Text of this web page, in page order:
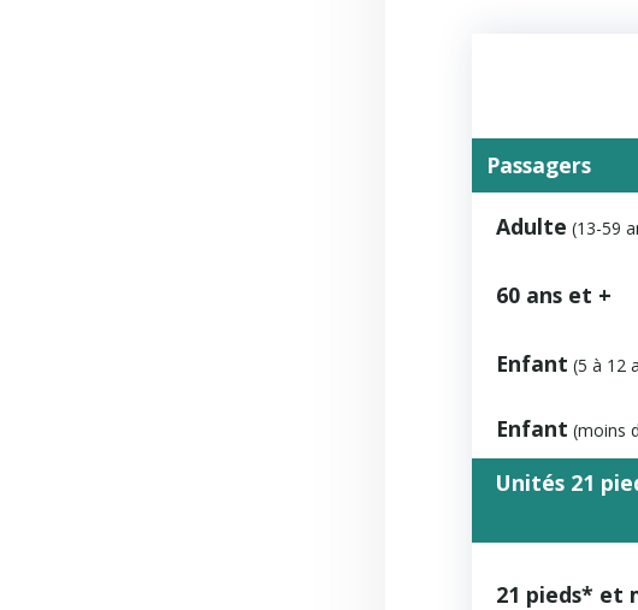
Passagers
Adulte (13-59
60 ans et +
Enfant (5 à 12
Enfant (moins
Unités 21
21 pieds* et